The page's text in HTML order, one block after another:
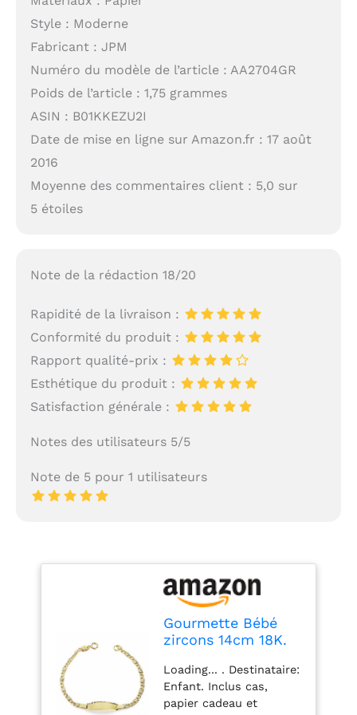
Style : Moderne
Fabricant : JPM
Numéro du modèle de l’article : AA2704GR
Poids de l’article : 1,75 grammes
ASIN : B01KKEZU2I
Date de mise en ligne sur Amazon.fr : 17 août
2016
Moyenne des commentaires client : 5,0 sur
5 étoiles
Note de la rédaction 18/20
Rapidité de la livraison :
Conformité du produit :
Rapport qualité-prix :
Esthétique du produit :
Satisfaction générale :
Notes des utilisateurs 5/5
Note de 5 pour 1 utilisateurs
Gourmette Bébé
zircons 14cm 18K.
personnalisable -
enregistrement
inclus dans le prix
Loading... . Destinataire:
Enfant. Inclus cas,
papier cadeau et